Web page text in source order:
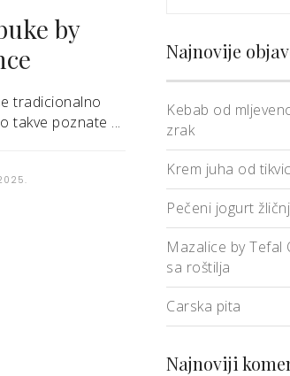
by
tradicionalno
takve poznate ...
Najnovije
Kebab od
zrak
Krem juha od
Pečeni jogurt
Mazalice by Tefal
sa roštilja
Carska pita
Najnoviji